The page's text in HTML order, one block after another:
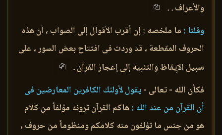
والأعراف . .
وقلنا : ما ملخصه : إن أقرب الأقوال إلى الصواب ، أن هذه
الحروف المقطعة ، قد وردت فى افتتاح بعض السور ، على
سبيل الإِيقاظ والتنبيه إلى إعجاز القرآن .
فكأن الله - تعالى -يقول لأولئك الكافرين المعارضين فى
أن القرآن من عند الله :هاكم القرآن ترونه مؤلفاً من كلام
هو من جنس ما تؤلفون منه كلامكم ومنظوماً من حروف ،